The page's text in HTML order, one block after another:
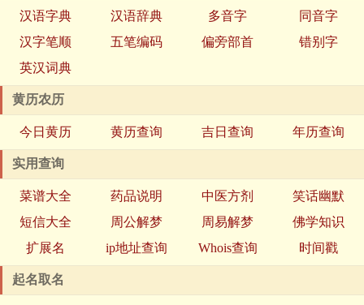
汉语字典 汉语辞典 多音字
同音字
汉字笔顺
五笔编码 偏旁部首
错别字
英汉词典
黄历农历
今日黄历 黄历查询 吉日查询 年历查询
实用查询
菜谱大全 药品说明 中医方剂
笑话幽默
短信大全
周公解梦 周易解梦
佛学知识
扩展名
ip地址查询 Whois查询 时间戳
起名取名